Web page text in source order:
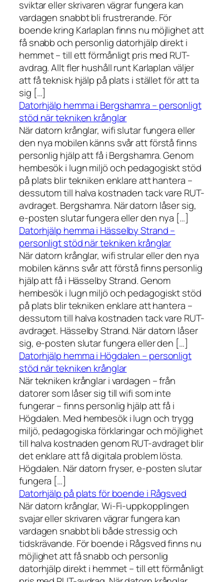
sviktar eller skrivaren vägrar fungera kan
vardagen snabbt bli frustrerande. För
boende kring Karlaplan finns nu möjlighet att
få snabb och personlig datorhjälp direkt i
hemmet – till ett förmånligt pris med RUT-
avdrag. Allt fler hushåll runt Karlaplan väljer
att få teknisk hjälp på plats i stället för att ta
sig […]
Datorhjälp hemma i Bergshamra – personligt
stöd när tekniken krånglar
När datorn krånglar, wifi slutar fungera eller
den nya mobilen känns svår att förstå finns
personlig hjälp att få i Bergshamra. Genom
hembesök i lugn miljö och pedagogiskt stöd
på plats blir tekniken enklare att hantera –
dessutom till halva kostnaden tack vare RUT-
avdraget. Bergshamra. När datorn låser sig,
e-posten slutar fungera eller den nya […]
Datorhjälp hemma i Hässelby Strand –
personligt stöd när tekniken krånglar
När datorn krånglar, wifi strular eller den nya
mobilen känns svår att förstå finns personlig
hjälp att få i Hässelby Strand. Genom
hembesök i lugn miljö och pedagogiskt stöd
på plats blir tekniken enklare att hantera –
dessutom till halva kostnaden tack vare RUT-
avdraget. Hässelby Strand. När datorn låser
sig, e-posten slutar fungera eller den […]
Datorhjälp hemma i Högdalen – personligt
stöd när tekniken krånglar
När tekniken krånglar i vardagen – från
datorer som låser sig till wifi som inte
fungerar – finns personlig hjälp att få i
Högdalen. Med hembesök i lugn och trygg
miljö, pedagogiska förklaringar och möjlighet
till halva kostnaden genom RUT-avdraget blir
det enklare att få digitala problem lösta.
Högdalen. När datorn fryser, e-posten slutar
fungera […]
Datorhjälp på plats för boende i Rågsved
När datorn krånglar, Wi-Fi-uppkopplingen
svajar eller skrivaren vägrar fungera kan
vardagen snabbt bli både stressig och
tidskrävande. För boende i Rågsved finns nu
möjlighet att få snabb och personlig
datorhjälp direkt i hemmet – till ett förmånligt